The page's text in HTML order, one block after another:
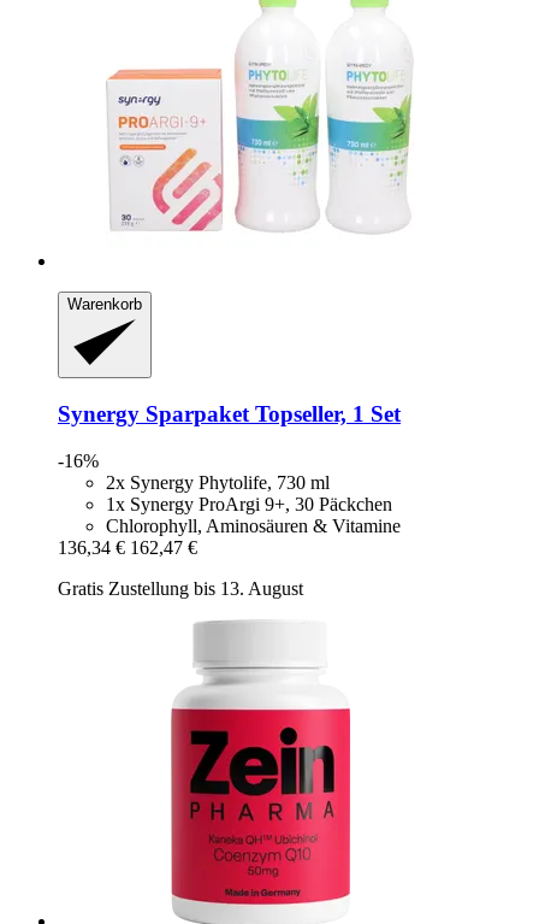
Warenkorb
Synergy Sparpaket Topseller, 1 Set
-16%
2x Synergy Phytolife, 730 ml
1x Synergy ProArgi 9+, 30 Päckchen
Chlorophyll, Aminosäuren & Vitamine
136,34 € 162,47 €
Gratis Zustellung bis 13. August